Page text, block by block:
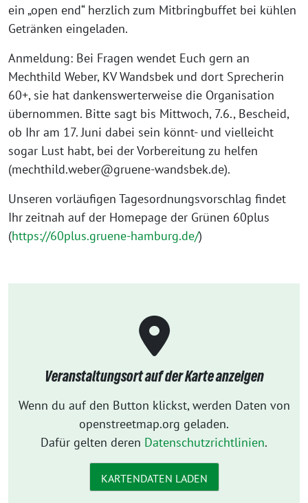
ein „open end“ herzlich zum Mitbringbuffet bei kühlen
Getränken eingeladen.
Anmeldung: Bei Fragen wendet Euch gern an
Mechthild Weber, KV Wandsbek und dort Sprecherin
60+, sie hat dankenswerterweise die Organisation
übernommen. Bitte sagt bis Mittwoch, 7.6., Bescheid,
ob Ihr am 17. Juni dabei sein könnt- und vielleicht
sogar Lust habt, bei der Vorbereitung zu helfen
(mechthild.weber@gruene-wandsbek.de).
Unseren vorläufigen Tagesordnungsvorschlag findet
Ihr zeitnah auf der Homepage der Grünen 60plus
(https://60plus.gruene-hamburg.de/)
Veranstaltungsort auf der Karte anzeigen
Wenn du auf den Button klickst, werden Daten von
openstreetmap.org geladen.
Dafür gelten deren Datenschutzrichtlinien.
KARTENDATEN LADEN